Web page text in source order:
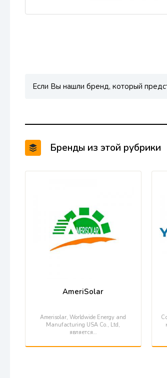
Если Вы нашли бренд, который
Бренды из этой рубрики
AmeriSolar
Amerisolar, Worldwide Energy and
Manufacturing USA Co., Ltd,
является…